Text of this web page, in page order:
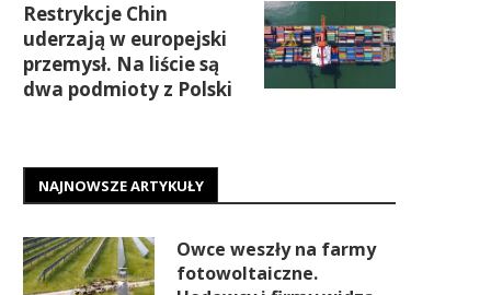
Restrykcje Chin
uderzają w europejski
przemysł. Na liście są
dwa podmioty z Polski
NAJNOWSZE ARTYKUŁY
Owce weszły na farmy
fotowoltaiczne.